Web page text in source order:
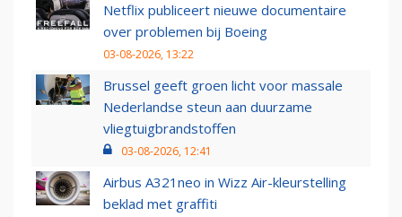
Netflix publiceert nieuwe documentaire
over problemen bij Boeing
03-08-2026, 13:22
Brussel geeft groen licht voor massale
Nederlandse steun aan duurzame
vliegtuigbrandstoffen
03-08-2026, 12:41
Airbus A321neo in Wizz Air-kleurstelling
beklad met graffiti